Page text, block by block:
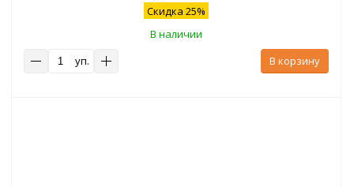
Скидка 25%
В наличии
уп.
В корзину